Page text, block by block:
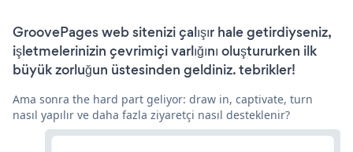
GroovePages web sitenizi çalışır hale getirdiyseniz,
işletmelerinizin çevrimiçi varlığını oluştururken ilk
büyük zorluğun üstesinden geldiniz. tebrikler!
Ama sonra the hard part geliyor: draw in, captivate, turn
nasıl yapılır ve daha fazla ziyaretçi nasıl desteklenir?